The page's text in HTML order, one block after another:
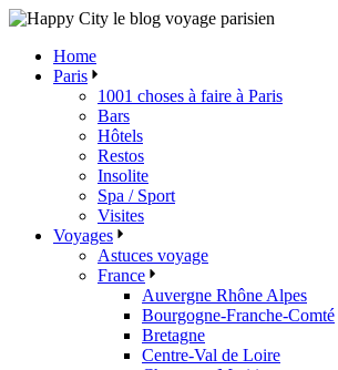
Skip
content
Home
Paris
1001 choses à faire à Paris
Bars
Hôtels
Restos
Insolite
Spa / Sport
Visites
Voyages
Astuces voyage
France
Auvergne Rhône Alpes
Bourgogne-Franche-Comté
Bretagne
Centre-Val de Loire